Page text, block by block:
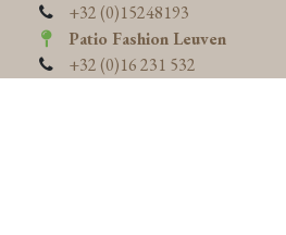
+32 (0)15248193
Patio Fashion Leuven
+32 (0)16 231 532